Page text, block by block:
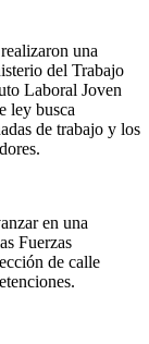
una
del Trabajo
Laboral Joven
ley busca
de trabajo y los
en una
Fuerzas
de calle